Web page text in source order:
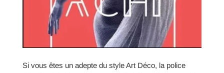
Si vous êtes un adepte du style Art Déco, la police